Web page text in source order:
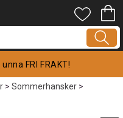
FRI FRAKT!
>Sommerhansker>